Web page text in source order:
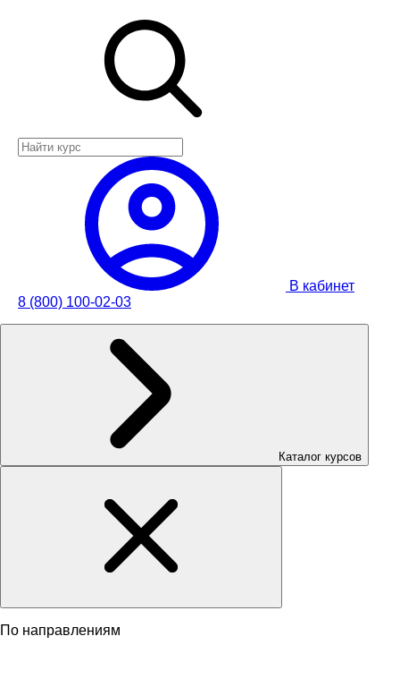
В кабинет
8 (800) 100-02-03
Каталог курсов
По направлениям